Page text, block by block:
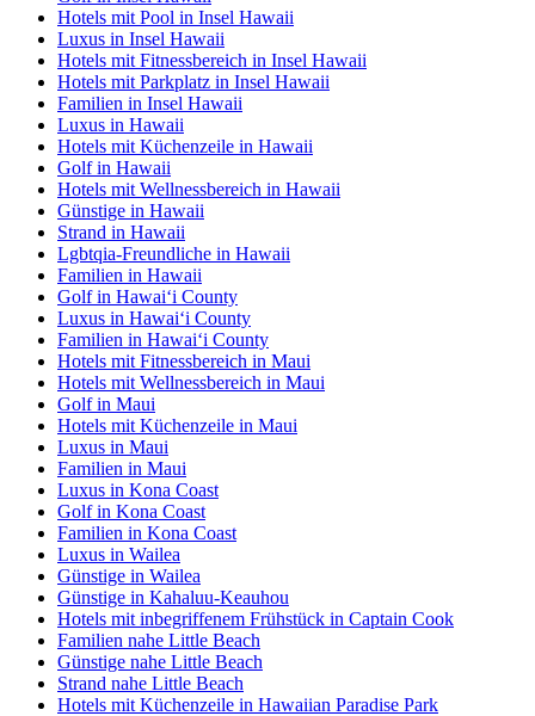
Hotels mit Pool in Insel Hawaii
Luxus in Insel Hawaii
Hotels mit Fitnessbereich in Insel Hawaii
Hotels mit Parkplatz in Insel Hawaii
Familien in Insel Hawaii
Luxus in Hawaii
Hotels mit Küchenzeile in Hawaii
Golf in Hawaii
Hotels mit Wellnessbereich in Hawaii
Günstige in Hawaii
Strand in Hawaii
Lgbtqia-Freundliche in Hawaii
Familien in Hawaii
Golf in Hawaiʻi County
Luxus in Hawaiʻi County
Familien in Hawaiʻi County
Hotels mit Fitnessbereich in Maui
Hotels mit Wellnessbereich in Maui
Golf in Maui
Hotels mit Küchenzeile in Maui
Luxus in Maui
Familien in Maui
Luxus in Kona Coast
Golf in Kona Coast
Familien in Kona Coast
Luxus in Wailea
Günstige in Wailea
Günstige in Kahaluu-Keauhou
Hotels mit inbegriffenem Frühstück in Captain Cook
Familien nahe Little Beach
Günstige nahe Little Beach
Strand nahe Little Beach
Hotels mit Küchenzeile in Hawaiian Paradise Park